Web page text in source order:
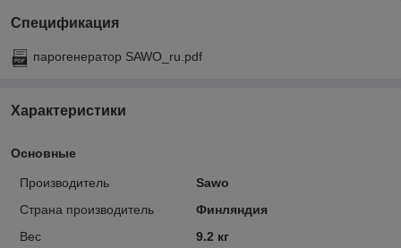
Спецификация
парогенератор SAWO_ru.pdf
Характеристики
Основные
Производитель
Sawo
Страна производитель
Финляндия
Вес
9.2 кг